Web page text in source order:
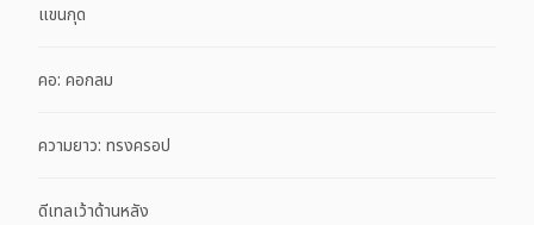
แขนกุด
คอ: คอกลม
ความยาว: ทรงครอป
ดีเทลเว้าด้านหลัง